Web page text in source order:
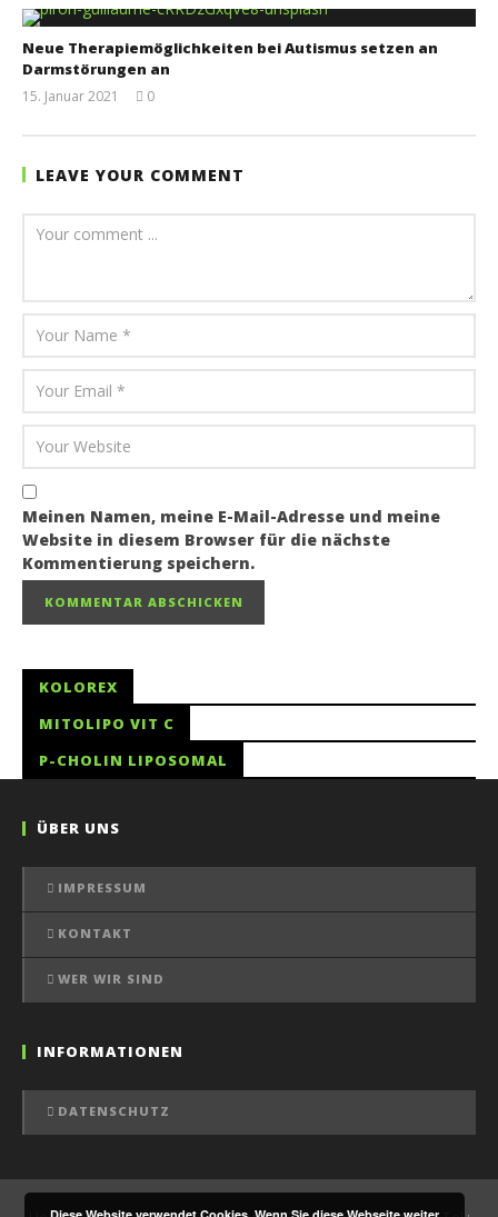
Neue Therapiemöglichkeiten bei Autismus setzen an
Darmstörungen an
15. Januar 2021
Rainer
0
LEAVE YOUR COMMENT
Meinen Namen, meine E-Mail-Adresse und meine
Website in diesem Browser für die nächste
Kommentierung speichern.
KOLOREX
MITOLIPO VIT C
P-CHOLIN LIPOSOMAL
ÜBER UNS
IMPRESSUM
KONTAKT
WER WIR SIND
INFORMATIONEN
DATENSCHUTZ